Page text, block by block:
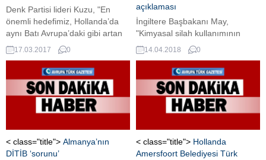
Denk Partisi lideri Kuzu, "En
önemli hedefimiz, Hollanda’da
aynı Batı Avrupa’daki gibi artan
ırkçılığa, İslamofobiye ve
insanları kışkırtan Wilders ve
Rutte gibi siyasetçilere ve onların
peşinden gidenlere karşı
mücadele vermek olacak" dedi.
17.03.2017 0
açıklaması
İngiltere Başbakanı May,
"Kimyasal silah kullanımının
normalleşmesine izin veremeyiz.
Saldırı bölgede tansiyonu
yükseltmek amaçlı değil." dedi.
14.04.2018 0
< class="title"> Almanya’nın
DİTİB ‘sorunu’
< class="title"> Hollanda
Amersfoort Belediyesi Türk